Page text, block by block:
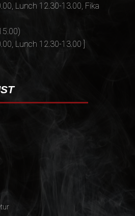
Lunch 12.30-13.00, Fika
Lunch 12.30-13.00 ]